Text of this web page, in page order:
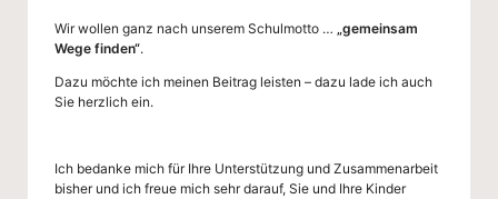
Wir wollen ganz nach unserem Schulmotto … „gemeinsam
Wege finden“.
Dazu möchte ich meinen Beitrag leisten – dazu lade ich auch
Sie herzlich ein.
Ich bedanke mich für Ihre Unterstützung und Zusammenarbeit
bisher und ich freue mich sehr darauf, Sie und Ihre Kinder